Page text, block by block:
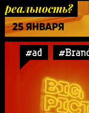
реальность?
25 ЯНВАРЯ
#ad